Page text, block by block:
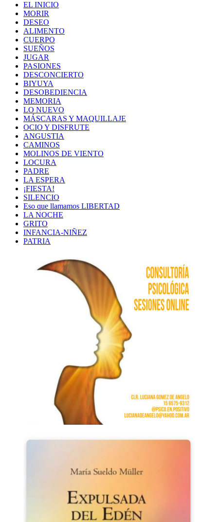
EL INICIO
MORIR
DESEO
ALIMENTO
CUERPO
SUEÑOS
JUGAR
PASIONES
DESCONCIERTO
BIYUYA
DESOBEDIENCIA
MEMORIA
LO NUEVO
MÁSCARAS Y MAQUILLAJE
OCIO Y DISFRUTE
ANGUSTIA
CAMINOS
MOLINOS DE VIENTO
LOCURA
PADRE
LA ESPERA
¡FIESTA!
SILENCIO
Eso que llamamos LIBERTAD
LA NOCHE
GRITO
INFANCIA-NIÑEZ
PATRIA